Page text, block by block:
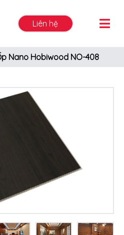
Liên hệ
Nano Hobiwood NO-408